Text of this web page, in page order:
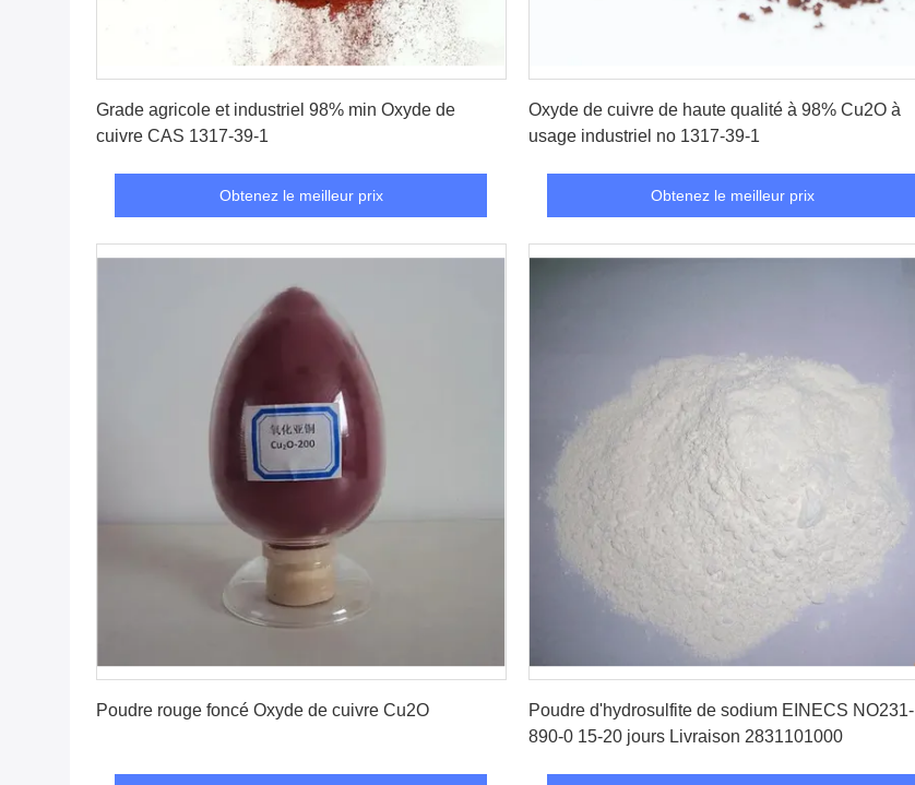
Grade agricole et industriel 98% min Oxyde de
cuivre CAS 1317-39-1
Obtenez le meilleur prix
Oxyde de cuivre de haute qualité à 98% Cu2O à
usage industriel no 1317-39-1
Obtenez le meilleur prix
Poudre rouge foncé Oxyde de cuivre Cu2O
Poudre d'hydrosulfite de sodium EINECS NO231-
890-0 15-20 jours Livraison 2831101000